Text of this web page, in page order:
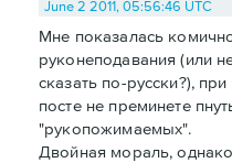
June 2 2011, 05:56:46 UTC
Мне показалась
руконеподавания (или
сказать по-русски?),
посте не преминете
"рукопожимаемых".
Двойная мораль,